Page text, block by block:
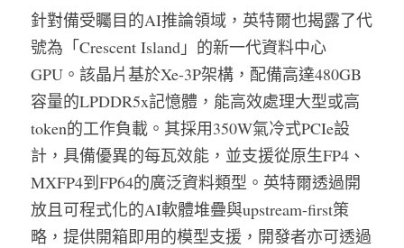
針對備受矚目的AI推論領域，英特爾也揭露了代
號為「Crescent Island」的新一代資料中心
GPU。該晶片基於Xe-3P架構，配備高達480GB
容量的LPDDR5x記憶體，能高效處理大型或高
token的工作負載。其採用350W氣冷式PCIe設
計，具備優異的每瓦效能，並支援從原生FP4、
MXFP4到FP64的廣泛資料類型。英特爾透過開
放且可程式化的AI軟體堆疊與upstream-first策
略，提供開箱即用的模型支援，開發者亦可透過